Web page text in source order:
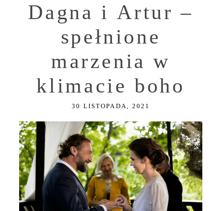
Dagna i Artur –
spełnione
marzenia w
klimacie boho
30 LISTOPADA, 2021